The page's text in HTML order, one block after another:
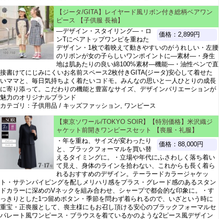
【ジータ/GITA】レイヤード風リボン付き総柄ベアワン
ピース 【子供服 長袖】
価格：2,899円
―デザイン・スタイリング―・ロ
ンTにベアトップワンピを重ねた
デザイン・1枚で着映えて動きやすいのがうれしい・左腰
のリボンが女の子らしいワンポイントに―素材―・身生
地は肌あたりの良い綿100%素材―機能―・油性ペンで直
接書けてにじみにくいお名前スペース2枚付きGITA(ジータ)安心して着せた
いママと、毎日気持ちよく着たいコドモ。みんなの思いと一人ひとりの成長
に寄り添って。こだわりの機能と豊富なサイズ、デザインバリエーションが
魅力のオリジナルブランド
カテゴリ：子供用品 / キッズファッション, ワンピース
【東京ソワール/TOKYO SOIR】【特別価格】米沢織ジ
ャケット前開きワンピースセット 【喪服・礼服】
価格：88,000円
・年を重ね、サイズが変わったり
と、ブラックフォーマルを買い替
えるタイミングに。・立場や年代にふさわしく落ち着い
て見え、身体のラインを拾わない、これからも長く着ら
れるおすすめのデザイン。テーラードカラージャケッ
ト・サテンパイピングを配しメリハリ感をプラス・グレード感のあるスタン
ドカラーに深めのVネックを組み合わせ、シャープで都会的な印象に。・す
っきりとした1つ留めボタン・季節を問わず着られるので、いざという時に
重宝・正喪服として、喪主様にもお召し頂ける安心のブラックフォーマルセ
パレート風ワンピース・ブラウスを着ているかのような2ピース風デザイン